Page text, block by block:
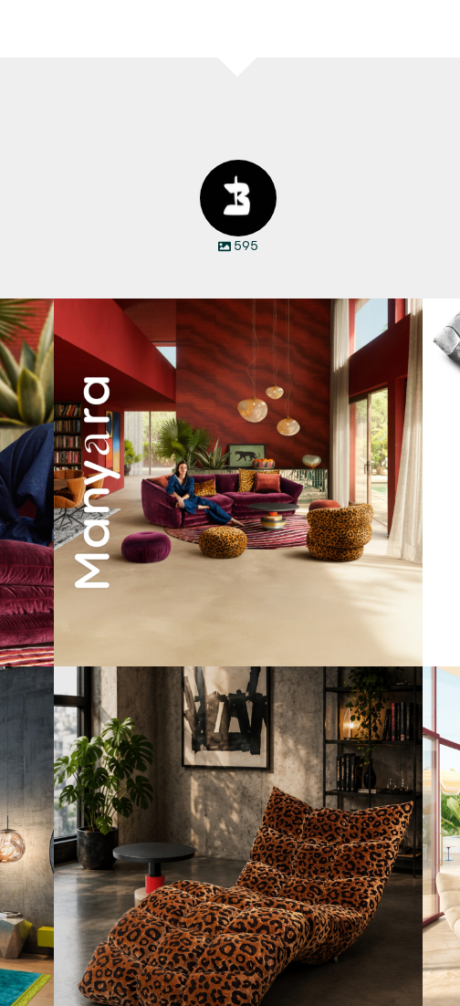
595
Manyara. Inspiriert von der Weite Afrikas.
55 2
A bold statement. A quiet retreat.
Mit unserem...
201 4